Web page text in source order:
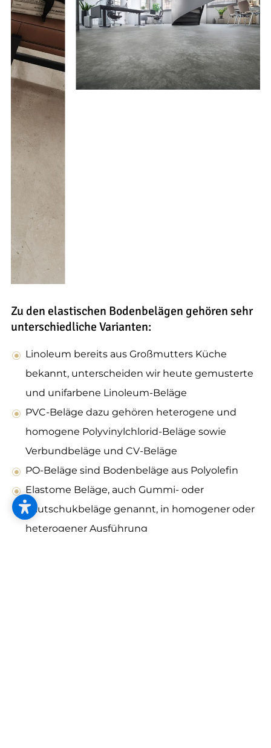
Zu den elastischen Bodenbelägen gehören sehr
unterschiedliche Varianten:
Linoleum bereits aus Großmutters Küche
bekannt, unterscheiden wir heute gemusterte
und unifarbene Linoleum-Beläge
PVC-Beläge dazu gehören heterogene und
homogene Polyvinylchlorid-Beläge sowie
Verbundbeläge und CV-Beläge
PO-Beläge sind Bodenbeläge aus Polyolefin
Elastome Beläge, auch Gummi- oder
Kautschukbeläge genannt, in homogener oder
heterogener Ausführung